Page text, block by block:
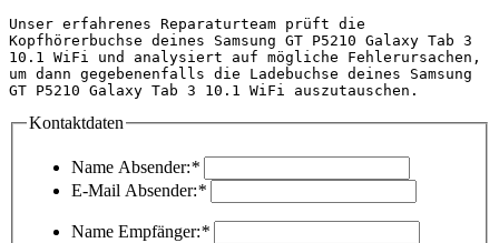
Unser erfahrenes Reparaturteam prüft die
Kopfhörerbuchse deines Samsung GT P5210 Galaxy Tab 3
10.1 WiFi und analysiert auf mögliche Fehlerursachen,
um dann gegebenenfalls die Ladebuchse deines Samsung
Kontaktdaten
Name Absender:*
E-Mail Absender:*
Name Empfänger:*